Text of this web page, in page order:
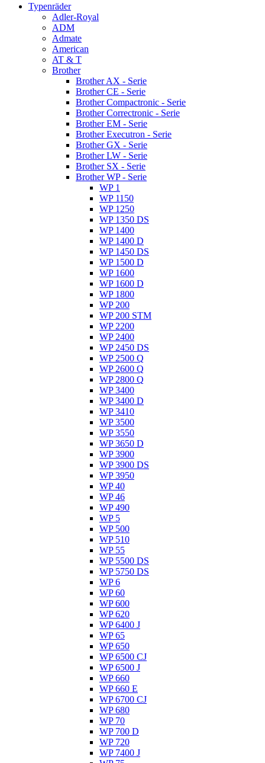
Typenräder
Adler-Royal
ADM
Admate
American
AT & T
Brother
Brother AX - Serie
Brother CE - Serie
Brother Compactronic - Serie
Brother Correctronic - Serie
Brother EM - Serie
Brother Executron - Serie
Brother GX - Serie
Brother LW - Serie
Brother SX - Serie
Brother WP - Serie
WP 1
WP 1150
WP 1250
WP 1350 DS
WP 1400
WP 1400 D
WP 1450 DS
WP 1500 D
WP 1600
WP 1600 D
WP 1800
WP 200
WP 200 STM
WP 2200
WP 2400
WP 2450 DS
WP 2500 Q
WP 2600 Q
WP 2800 Q
WP 3400
WP 3400 D
WP 3410
WP 3500
WP 3550
WP 3650 D
WP 3900
WP 3900 DS
WP 3950
WP 40
WP 46
WP 490
WP 5
WP 500
WP 510
WP 55
WP 5500 DS
WP 5750 DS
WP 6
WP 60
WP 600
WP 620
WP 6400 J
WP 65
WP 650
WP 6500 CJ
WP 6500 J
WP 660
WP 660 E
WP 6700 CJ
WP 680
WP 70
WP 700 D
WP 720
WP 7400 J